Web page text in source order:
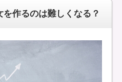
作るのは難しくなる？